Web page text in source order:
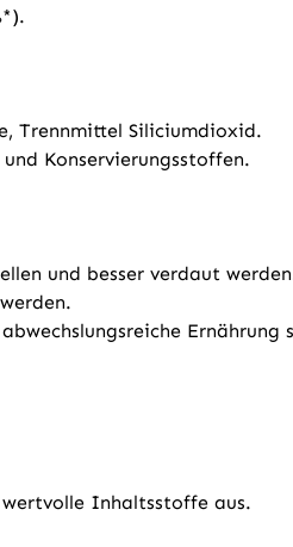
Trennmittel Siliciumdioxid.
Konservierungsstoffen.
und besser verdaut
Ernährung
Inhaltsstoffe aus.